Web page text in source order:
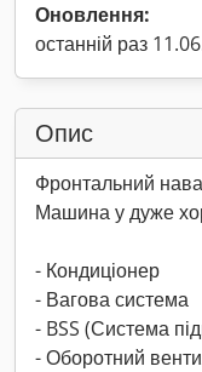
Оновлення:
останній раз
Опис
Фронтальний
Машина у дуже
- Кондиціонер
- Вагова система
- BSS (Система
- Оборотний